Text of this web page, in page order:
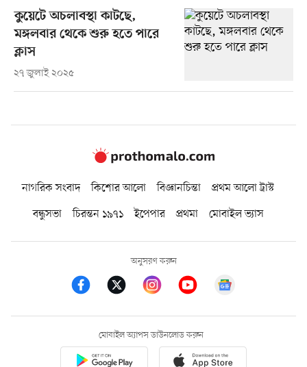
কুয়েটে অচলাবস্থা কাটছে,
মঙ্গলবার থেকে শুরু হতে পারে
ক্লাস
২৭ জুলাই ২০২৫
নাগরিক সংবাদ কিশোর আলো বিজ্ঞানচিন্তা
প্রথম আলো ট্রাস্ট
বন্ধুসভা
চিরন্তন ১৯৭১ ইপেপার প্রথমা মোবাইল ভ্যাস
অনুসরণ করুন
মোবাইল অ্যাপস ডাউনলোড করুন